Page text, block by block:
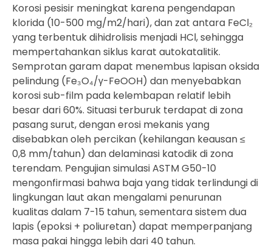
Korosi pesisir meningkat karena pengendapan
klorida (10-500 mg/m2/hari), dan zat antara FeCl₂
yang terbentuk dihidrolisis menjadi HCl, sehingga
mempertahankan siklus karat autokatalitik.
Semprotan garam dapat menembus lapisan oksida
pelindung (Fe₃O₄/γ-FeOOH) dan menyebabkan
korosi sub-film pada kelembapan relatif lebih
besar dari 60%. Situasi terburuk terdapat di zona
pasang surut, dengan erosi mekanis yang
disebabkan oleh percikan (kehilangan keausan ≤
0,8 mm/tahun) dan delaminasi katodik di zona
terendam. Pengujian simulasi ASTM G50-10
mengonfirmasi bahwa baja yang tidak terlindungi di
lingkungan laut akan mengalami penurunan
kualitas dalam 7-15 tahun, sementara sistem dua
lapis (epoksi + poliuretan) dapat memperpanjang
masa pakai hingga lebih dari 40 tahun.